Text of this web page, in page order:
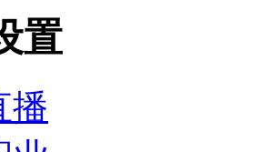
置
播